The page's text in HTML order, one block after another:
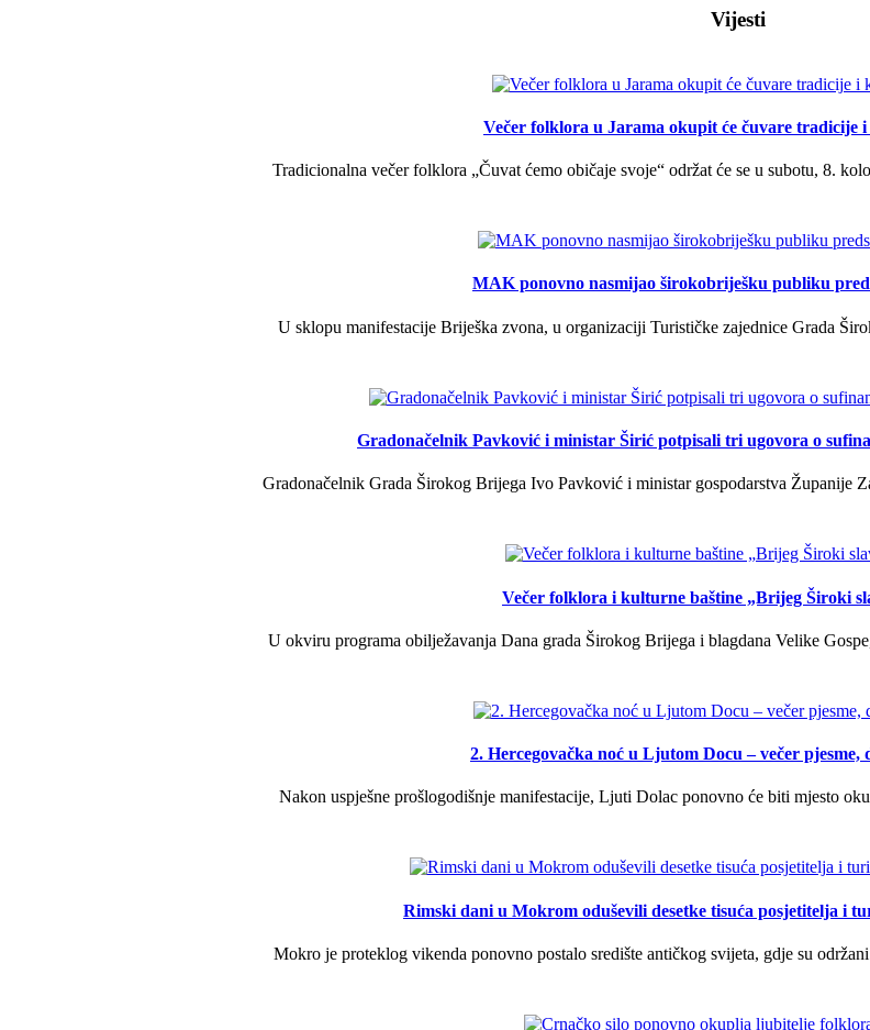
Vijesti
Večer folklora u Jarama okupit će čuvare tradicije
Tradicionalna večer folklora „Čuvat ćemo običaje svoje“ održat će se u subotu, 8.
MAK ponovno nasmijao širokobriješku publiku
U sklopu manifestacije Briješka zvona, u organizaciji Turističke zajednice Grada
Gradonačelnik Pavković i ministar Širić potpisali tri ugovora o
Gradonačelnik Grada Širokog Brijega Ivo Pavković i ministar gospodarstva Županije
Večer folklora i kulturne baštine „Brijeg Široki
U okviru programa obilježavanja Dana grada Širokog Brijega i blagdana Velike
2. Hercegovačka noć u Ljutom Docu – večer
Nakon uspješne prošlogodišnje manifestacije, Ljuti Dolac ponovno će biti mjesto
Rimski dani u Mokrom oduševili desetke tisuća posjetitelja i
Mokro je proteklog vikenda ponovno postalo središte antičkog svijeta, gdje su